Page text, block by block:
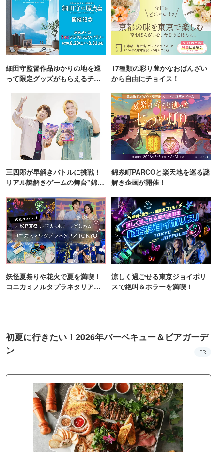
細田守監督作品ゆかりの地を巡
って限定グッズがもらえるチャ
17種類の彩り豊かなおばんざい
から自由にチョイス！
三四郎が早解きバトルに挑戦！
リアル謎解きゲームの舞台"錦糸
錦糸町PARCOと楽天地を巡る謎
解き企画が開催！
妖怪夏祭りや花火で夏を満喫！
コニカミノルタプラネタリア
涼しく過ごせる東京ジョイポリ
スで絶叫＆ホラーを満喫！
初夏に行きたい！2026年バーベキュー＆ビアガーデ
ン
PR